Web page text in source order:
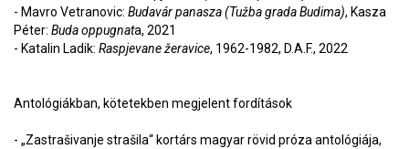
- Mavro Vetranovic: Budavár panasza (Tužba grada Budima), Kasza
Péter: Buda oppugnata, 2021
- Katalin Ladik: Raspjevane žeravice, 1962-1982, D.A.F., 2022
Antológiákban, kötetekben megjelent fordítások
- „Zastrašivanje strašila“ kortárs magyar rövid próza antológiája,